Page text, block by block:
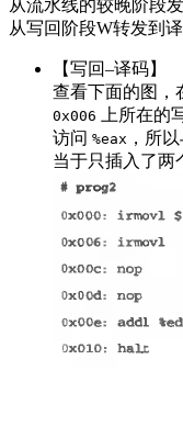
从流水线的较晚阶段
从写回阶段W转发到
【写回–译码】
查看下面的图，
0x006 上所在的
访问 %eax ，所
当于只插入了两